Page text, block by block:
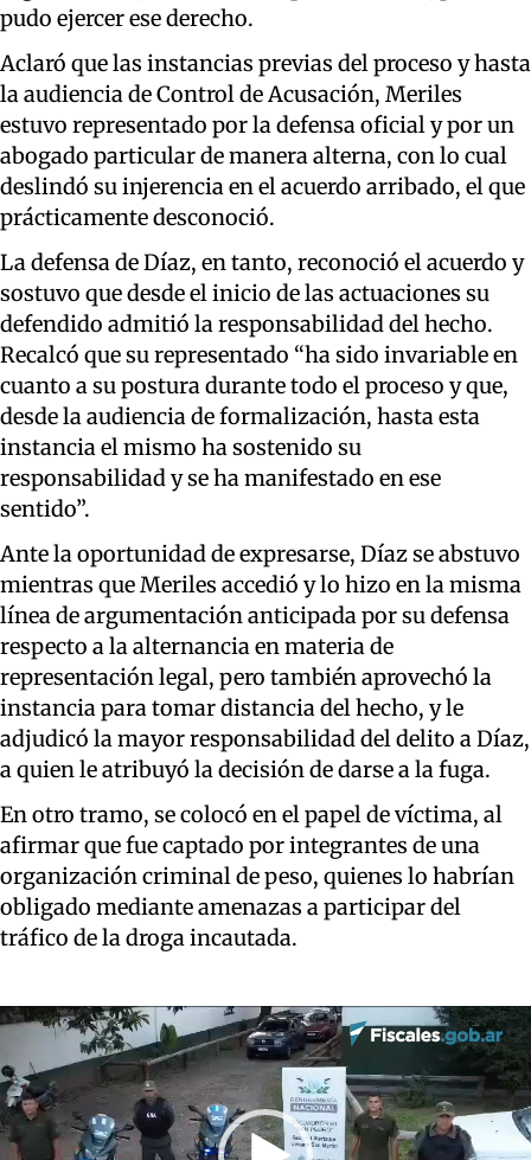
pudo ejercer ese derecho.
Aclaró que las instancias previas del proceso y hasta
la audiencia de Control de Acusación, Meriles
estuvo representado por la defensa oficial y por un
abogado particular de manera alterna, con lo cual
deslindó su injerencia en el acuerdo arribado, el que
prácticamente desconoció.
La defensa de Díaz, en tanto, reconoció el acuerdo y
sostuvo que desde el inicio de las actuaciones su
defendido admitió la responsabilidad del hecho.
Recalcó que su representado “ha sido invariable en
cuanto a su postura durante todo el proceso y que,
desde la audiencia de formalización, hasta esta
instancia el mismo ha sostenido su
responsabilidad y se ha manifestado en ese
sentido”.
Ante la oportunidad de expresarse, Díaz se abstuvo
mientras que Meriles accedió y lo hizo en la misma
línea de argumentación anticipada por su defensa
respecto a la alternancia en materia de
representación legal, pero también aprovechó la
instancia para tomar distancia del hecho, y le
adjudicó la mayor responsabilidad del delito a Díaz,
a quien le atribuyó la decisión de darse a la fuga.
En otro tramo, se colocó en el papel de víctima, al
afirmar que fue captado por integrantes de una
organización criminal de peso, quienes lo habrían
obligado mediante amenazas a participar del
tráfico de la droga incautada.
Reproductor
video